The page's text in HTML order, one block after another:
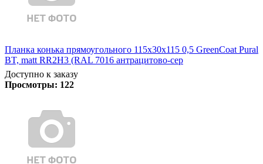
Планка конька прямоугольного 115х30х115 0,5 GreenCoat Pural
BT, matt RR2Н3 (RAL 7016 антрацитово-сер
Доступно к заказу
Просмотры: 122